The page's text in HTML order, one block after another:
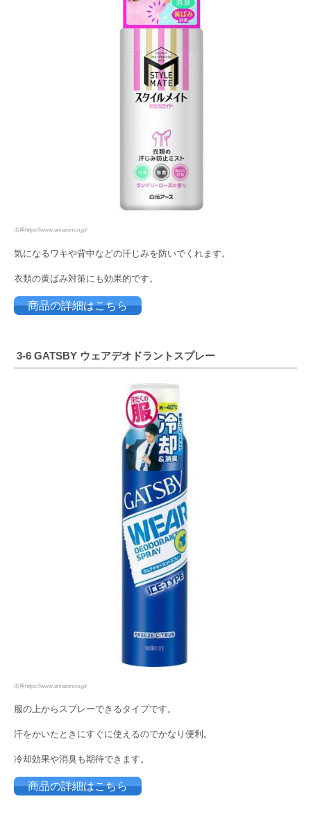
出典https://www.amazon.co.jp/
気になるワキや背中などの汗じみを防いでくれます。
衣類の黄ばみ対策にも効果的です。
商品の詳細はこちら
3-6 GATSBY ウェアデオドラントスプレー
出典https://www.amazon.co.jp/
服の上からスプレーできるタイプです。
汗をかいたときにすぐに使えるのでかなり便利。
冷却効果や消臭も期待できます。
商品の詳細はこちら